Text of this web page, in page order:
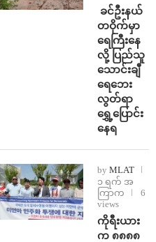
⁩ ⁨ခင်ဦးနယ်
တဝိုက်မှာ
ရေကြီးနေ
လို့ ပြည်သူ
သောင်းချီ
ရေဘေး
လွတ်ရာ
ရွှေ့ပြောင်း
နေရ
by MLAT
၁ ရက် အ
ကြာက
6
views
ကိုရီးယား
က ၈၈၈၈